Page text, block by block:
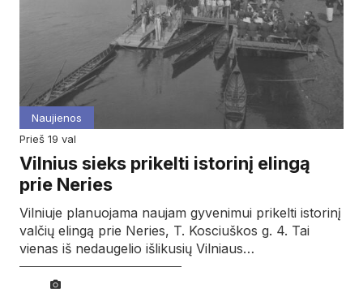
Naujienos
prieš 19 val
Vilnius sieks prikelti istorinį elingą
prie Neries
Vilniuje planuojama naujam gyvenimui prikelti istorinį
valčių elingą prie Neries, T. Kosciuškos g. 4. Tai
vienas iš nedaugelio išlikusių Vilniaus…